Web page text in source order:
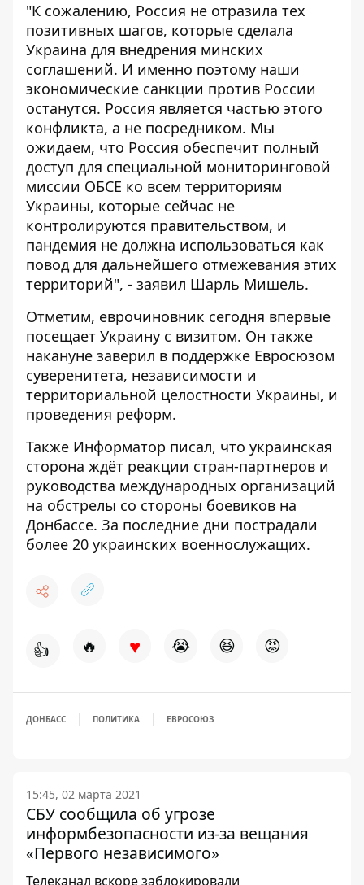
"К сожалению, Россия не отразила тех
позитивных шагов, которые сделала
Украина для внедрения минских
соглашений. И именно поэтому наши
экономические санкции против России
останутся. Россия является частью этого
конфликта, а не посредником. Мы
ожидаем, что Россия обеспечит полный
доступ для специальной мониторинговой
миссии ОБСЕ ко всем территориям
Украины, которые сейчас не
контролируются правительством, и
пандемия не должна использоваться как
повод для дальнейшего отмежевания этих
территорий", - заявил Шарль Мишель.
Отметим, еврочиновник сегодня впервые
посещает Украину с визитом. Он также
накануне заверил в поддержке Евросюзом
суверенитета, независимости и
территориальной целостности Украины, и
проведения реформ.
Также Информатор писал, что украинская
сторона ждёт реакции стран-партнеров и
руководства международных организаций
на обстрелы со стороны боевиков на
Донбассе. За последние дни пострадали
более 20 украинских военнослужащих.
👍 🔥 ♥ 😭 😆 😡
ДОНБАСС ПОЛИТИКА ЕВРОСОЮЗ
15:45, 02 марта 2021
СБУ сообщила об угрозе
информбезопасности из-за вещания
«Первого независимого»
Телеканал вскоре заблокировали